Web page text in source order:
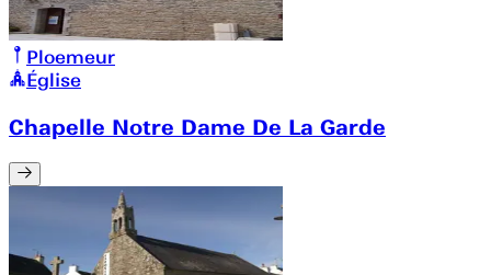
Ploemeur
Église
Chapelle Notre Dame De La Garde